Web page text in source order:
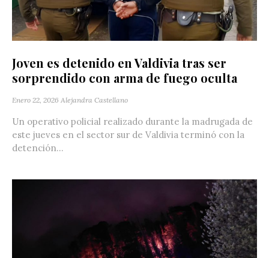
Joven es detenido en Valdivia tras ser
sorprendido con arma de fuego oculta
Enero 22, 2026 Alejandra Castellano
Un operativo policial realizado durante la madrugada de
este jueves en el sector sur de Valdivia terminó con la
detención...